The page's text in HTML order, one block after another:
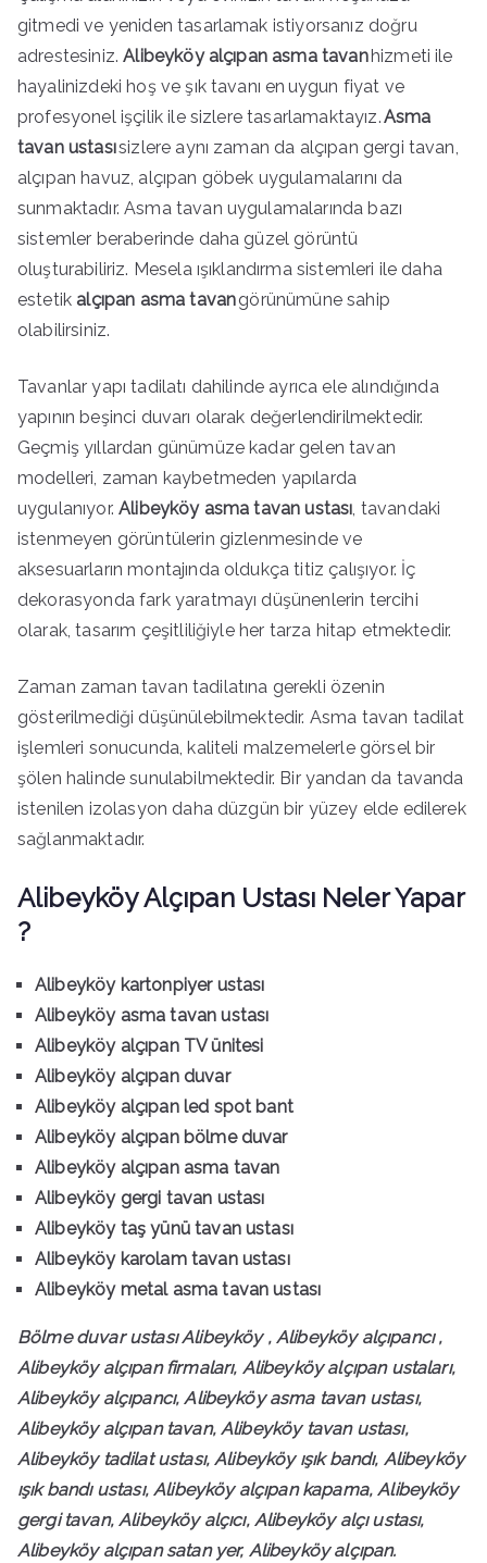
gitmedi ve yeniden tasarlamak istiyorsanız doğru
adrestesiniz.Alibeyköy alçıpan asma tavanhizmeti ile
hayalinizdeki hoş ve şık tavanı en uygun fiyat ve
profesyonel işçilik ile sizlere tasarlamaktayız.Asma
tavan ustasısizlere aynı zaman da alçıpan gergi tavan,
alçıpan havuz, alçıpan göbek uygulamalarını da
sunmaktadır. Asma tavan uygulamalarında bazı
sistemler beraberinde daha güzel görüntü
oluşturabiliriz. Mesela ışıklandırma sistemleri ile daha
estetik alçıpan asma tavangörünümüne sahip
olabilirsiniz.
Tavanlar yapı tadilatı dahilinde ayrıca ele alındığında
yapının beşinci duvarı olarak değerlendirilmektedir.
Geçmiş yıllardan günümüze kadar gelen tavan
modelleri, zaman kaybetmeden yapılarda
uygulanıyor.Alibeyköy asma tavan ustası, tavandaki
istenmeyen görüntülerin gizlenmesinde ve
aksesuarların montajında oldukça titiz çalışıyor. İç
dekorasyonda fark yaratmayı düşünenlerin tercihi
olarak, tasarım çeşitliliğiyle her tarza hitap etmektedir.
Zaman zaman tavan tadilatına gerekli özenin
gösterilmediği düşünülebilmektedir. Asma tavan tadilat
işlemleri sonucunda, kaliteli malzemelerle görsel bir
şölen halinde sunulabilmektedir. Bir yandan da tavanda
istenilen izolasyon daha düzgün bir yüzey elde edilerek
sağlanmaktadır.
Alibeyköy Alçıpan Ustası Neler Yapar
?
Alibeyköy kartonpiyer ustası
Alibeyköy asma tavan ustası
Alibeyköy alçıpan TV ünitesi
Alibeyköy alçıpan duvar
Alibeyköy alçıpan led spot bant
Alibeyköy alçıpan bölme duvar
Alibeyköy alçıpan asma tavan
Alibeyköy gergi tavan ustası
Alibeyköy taş yünü tavan ustası
Alibeyköy karolam tavan ustası
Alibeyköy metal asma tavan ustası
Bölme duvar ustası Alibeyköy , Alibeyköy alçıpancı ,
Alibeyköy alçıpan firmaları, Alibeyköy alçıpan ustaları,
Alibeyköy alçıpancı, Alibeyköy asma tavan ustası,
Alibeyköy alçıpan tavan, Alibeyköy tavan ustası,
Alibeyköy tadilat ustası, Alibeyköy ışık bandı, Alibeyköy
ışık bandı ustası, Alibeyköy alçıpan kapama, Alibeyköy
gergi tavan, Alibeyköy alçıcı, Alibeyköy alçı ustası,
Alibeyköy alçıpan satan yer, Alibeyköy alçıpan.